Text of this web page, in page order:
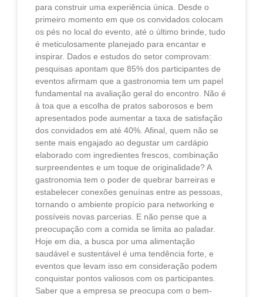
para construir uma experiência única. Desde o
primeiro momento em que os convidados colocam
os pés no local do evento, até o último brinde, tudo
é meticulosamente planejado para encantar e
inspirar. Dados e estudos do setor comprovam:
pesquisas apontam que 85% dos participantes de
eventos afirmam que a gastronomia tem um papel
fundamental na avaliação geral do encontro. Não é
à toa que a escolha de pratos saborosos e bem
apresentados pode aumentar a taxa de satisfação
dos convidados em até 40%. Afinal, quem não se
sente mais engajado ao degustar um cardápio
elaborado com ingredientes frescos, combinação
surpreendentes e um toque de originalidade? A
gastronomia tem o poder de quebrar barreiras e
estabelecer conexões genuínas entre as pessoas,
tornando o ambiente propício para networking e
possíveis novas parcerias. E não pense que a
preocupação com a comida se limita ao paladar.
Hoje em dia, a busca por uma alimentação
saudável e sustentável é uma tendência forte, e
eventos que levam isso em consideração podem
conquistar pontos valiosos com os participantes.
Saber que a empresa se preocupa com o bem-